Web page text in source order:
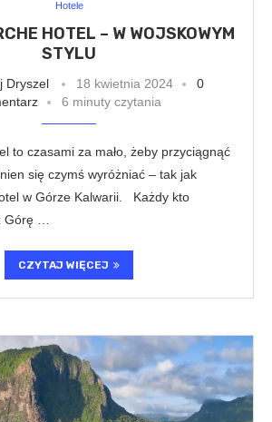
Hotele
HOTEL – W WOJSKOWYM
STYLU
Dryszel 18 kwietnia 2024
0
6 minuty czytania
to czasami za mało, żeby przyciągnąć
się czymś wyróżniać – tak jak
w Górze Kalwarii. Każdy kto
Górę …
CZYTAJ WIĘCEJ